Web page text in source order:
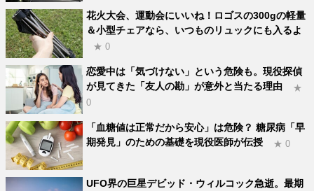
花火大会、運動会にいいね！ロゴスの300gの軽量
＆小型チェアなら、いつものリュックにも入るよ
★ 0
恋愛中は「気づけない」という危険も。現役探偵
が見てきた「友人の勘」が意外と当たる理由
★
0
「血糖値は正常だから安心」は危険？ 糖尿病「早
期発見」のための基礎を現役医師が伝授
★ 0
UFO界の巨星デビッド・ウィルコック急逝。最期